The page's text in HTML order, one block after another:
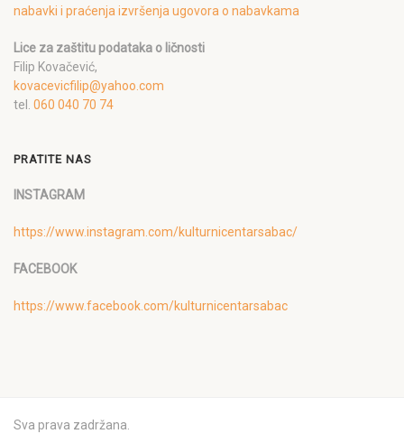
nabavki i praćenja izvršenja ugovora o nabavkama
Lice za zaštitu podataka o ličnosti
Filip Kovačević,
kovacevicfilip@yahoo.com
tel. 060 040 70 74
PRATITE NAS
INSTAGRAM
https://www.instagram.com/kulturnicentarsabac/
FACEBOOK
https://www.facebook.com/kulturnicentarsabac
Sva prava zadržana.